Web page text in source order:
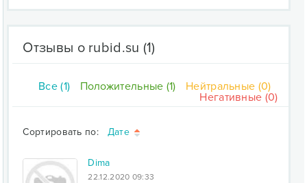
Отзывы о rubid.su (1)
Все (1) Положительные (1)
Нейтральные (0)
Негативные (0)
Сортировать по: Дате
Dima
22.12.2020 09:33